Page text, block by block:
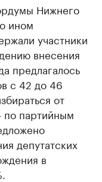
Нижнего
ином
участники
внесения
предлагалось
с 42 до 46
от
по партийным
депутатских
в